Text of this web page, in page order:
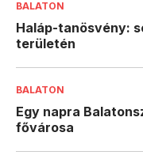
BALATON
Haláp-tanösvény:
területén
BALATON
Egy napra
fővárosa